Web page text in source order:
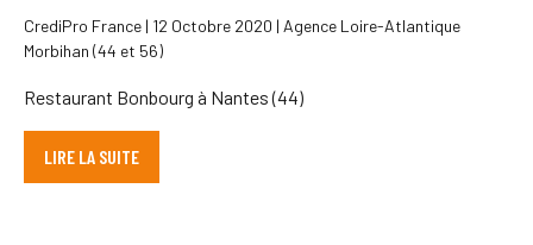
CrediPro France | 12 Octobre 2020 | Agence Loire-Atlantique
Morbihan (44 et 56)
Restaurant Bonbourg à Nantes (44)
LIRE LA SUITE